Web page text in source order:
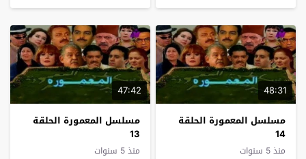
48:31
مسلسل المعمورة الحلقة
14
منذ 5 سنوات
47:42
مسلسل المعمورة الحلقة
13
منذ 5 سنوات